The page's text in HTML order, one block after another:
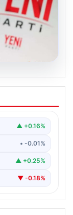
▲ +0.16%
• -0.01%
▲ +0.25%
▼ -0.18%